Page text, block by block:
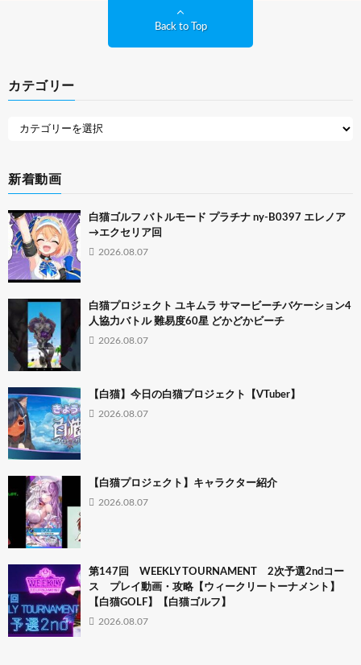
Back to Top
カテゴリー
新着動画
白猫ゴルフ バトルモード プラチナ ny-B0397 エレノア
→エクセリア回
2026.08.07
白猫プロジェクト ユキムラ サマービーチバケーション4
人協力バトル 難易度60星 どかどかビーチ
2026.08.07
【白猫】今日の白猫プロジェクト【VTuber】
2026.08.07
【白猫プロジェクト】キャラクター紹介
2026.08.07
第147回 WEEKLY TOURNAMENT 2次予選2ndコー
ス プレイ動画・攻略【ウィークリートーナメント】
【白猫GOLF】【白猫ゴルフ】
2026.08.07